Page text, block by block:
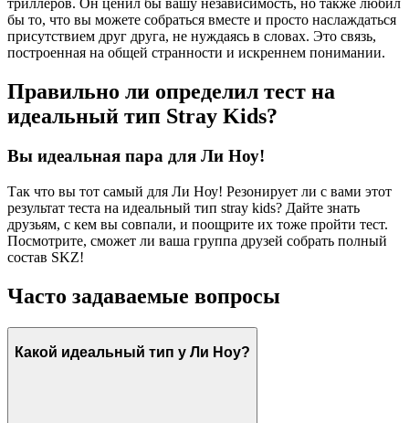
бы то, что вы можете собраться вместе и просто наслаждаться
присутствием друг друга, не нуждаясь в словах. Это связь,
построенная на общей странности и искреннем понимании.
Правильно ли определил тест на
идеальный тип Stray Kids?
Вы идеальная пара для Ли Ноу!
Так что вы тот самый для Ли Ноу! Резонирует ли с вами этот
результат теста на идеальный тип stray kids? Дайте знать
друзьям, с кем вы совпали, и поощрите их тоже пройти тест.
Посмотрите, сможет ли ваша группа друзей собрать полный
состав SKZ!
Часто задаваемые вопросы
Какой идеальный тип у Ли Ноу?